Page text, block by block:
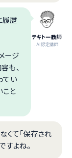
テキトー教師
.AI認定講師
履歴
ージ
も、
てい
こと
くて「保存され
すよね。